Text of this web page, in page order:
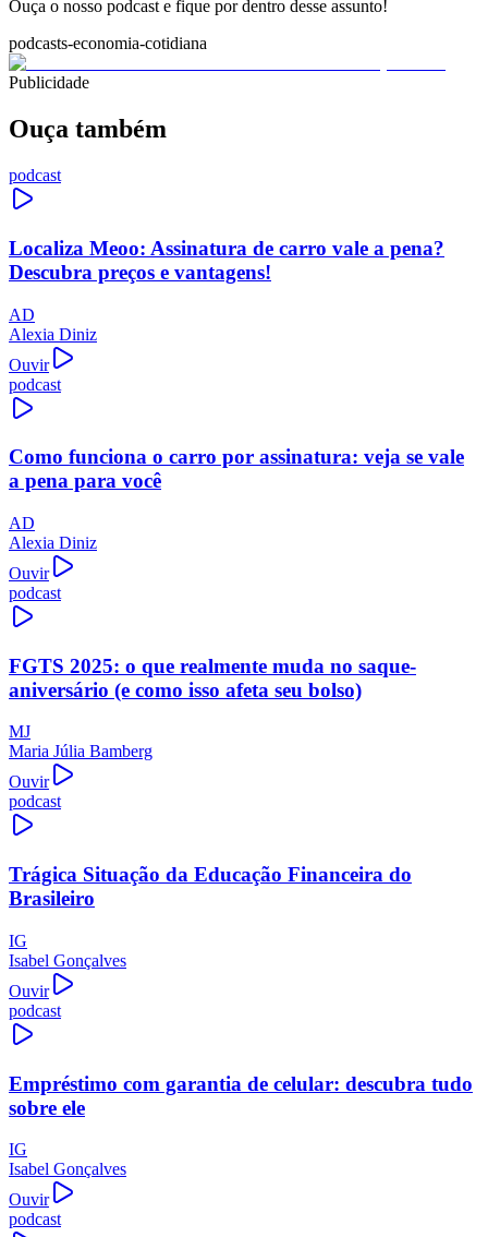
Ouça o nosso podcast e fique por dentro desse assunto!
podcasts-economia-cotidiana
Publicidade
Ouça também
podcast
Localiza Meoo: Assinatura de carro vale a pena?
Descubra preços e vantagens!
AD
Alexia Diniz
Ouvir
podcast
Como funciona o carro por assinatura: veja se vale
a pena para você
AD
Alexia Diniz
Ouvir
podcast
FGTS 2025: o que realmente muda no saque-
aniversário (e como isso afeta seu bolso)
MJ
Maria Júlia Bamberg
Ouvir
podcast
Trágica Situação da Educação Financeira do
Brasileiro
IG
Isabel Gonçalves
Ouvir
podcast
Empréstimo com garantia de celular: descubra tudo
sobre ele
IG
Isabel Gonçalves
Ouvir
podcast